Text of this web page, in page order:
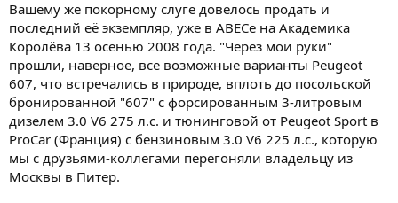
Вашему же покорному слуге довелось продать и
последний её экземпляр, уже в АВЕСе на Академика
Королёва 13 осенью 2008 года. "Через мои руки"
прошли, наверное, все возможные варианты Peugeot
607, что встречались в природе, вплоть до посольской
бронированной "607" с форсированным 3-литровым
дизелем 3.0 V6 275 л.с. и тюнинговой от Peugeot Sport в
ProCar (Франция) с бензиновым 3.0 V6 225 л.с., которую
мы с друзьями-коллегами перегоняли владельцу из
Москвы в Питер.